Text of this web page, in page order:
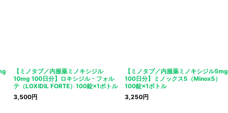
【ミノタブ／内服薬ミノキシジル
10mg 100日分】ロキシジル・フォル
テ（LOXIDIL FORTE）100錠×1ボトル
3,500円
【ミノタブ／内服薬ミノキシジル5mg
100日分】ミノックス5（Minox5）
100錠×1ボトル
3,250円